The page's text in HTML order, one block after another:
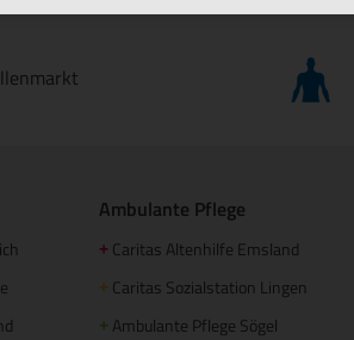
Ambulante Pflege
+ Caritas Altenhilfe Emsland
+ Caritas Sozialstation Lingen
+ Ambulante Pflege Sögel